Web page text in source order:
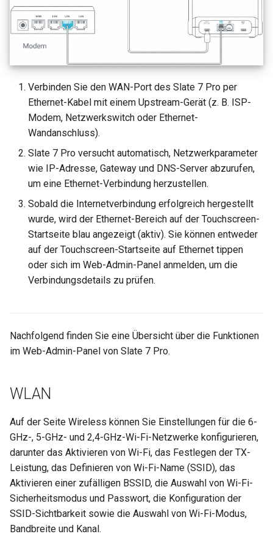
Verbinden Sie den WAN-Port des Slate 7 Pro per
Ethernet-Kabel mit einem Upstream-Gerät (z. B. ISP-
Modem, Netzwerkswitch oder Ethernet-
Wandanschluss).
Slate 7 Pro versucht automatisch, Netzwerkparameter
wie IP-Adresse, Gateway und DNS-Server abzurufen,
um eine Ethernet-Verbindung herzustellen.
Sobald die Internetverbindung erfolgreich hergestellt
wurde, wird der Ethernet-Bereich auf der Touchscreen-
Startseite blau angezeigt (aktiv). Sie können entweder
auf der Touchscreen-Startseite auf Ethernet tippen
oder sich im Web-Admin-Panel anmelden, um die
Verbindungsdetails zu prüfen.
Nachfolgend finden Sie eine Übersicht über die Funktionen
im Web-Admin-Panel von Slate 7 Pro.
WLAN
Auf der Seite Wireless können Sie Einstellungen für die 6-
GHz-, 5-GHz- und 2,4-GHz-Wi-Fi-Netzwerke konfigurieren,
darunter das Aktivieren von Wi-Fi, das Festlegen der TX-
Leistung, das Definieren von Wi-Fi-Name (SSID), das
Aktivieren einer zufälligen BSSID, die Auswahl von Wi-Fi-
Sicherheitsmodus und Passwort, die Konfiguration der
SSID-Sichtbarkeit sowie die Auswahl von Wi-Fi-Modus,
Bandbreite und Kanal.